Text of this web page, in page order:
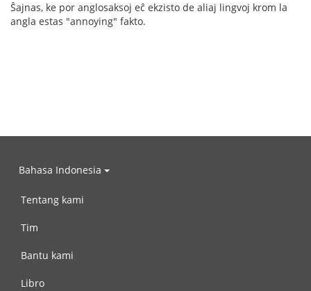
Ŝajnas, ke por anglosaksoj eĉ ekzisto de aliaj lingvoj krom la
angla estas "annoying" fakto.
Bahasa Indonesia
Tentang kami
Tim
Bantu kami
Libro